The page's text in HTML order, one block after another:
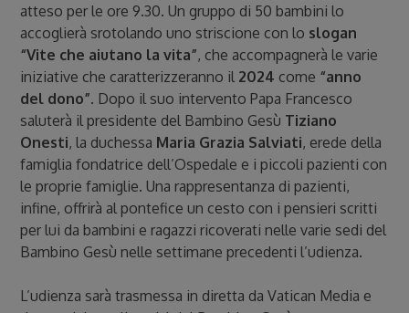
atteso per le ore 9.30. Un gruppo di 50 bambini lo
accoglierà srotolando uno striscione con lo slogan
“Vite che aiutano la vita”, che accompagnerà le varie
iniziative che caratterizzeranno il 2024 come “anno
del dono”. Dopo il suo intervento Papa Francesco
saluterà il presidente del Bambino Gesù Tiziano
Onesti, la duchessa Maria Grazia Salviati, erede della
famiglia fondatrice dell’Ospedale e i piccoli pazienti con
le proprie famiglie. Una rappresentanza di pazienti,
infine, offrirà al pontefice un cesto con i pensieri scritti
per lui da bambini e ragazzi ricoverati nelle varie sedi del
Bambino Gesù nelle settimane precedenti l’udienza.
L’udienza sarà trasmessa in diretta da Vatican Media e